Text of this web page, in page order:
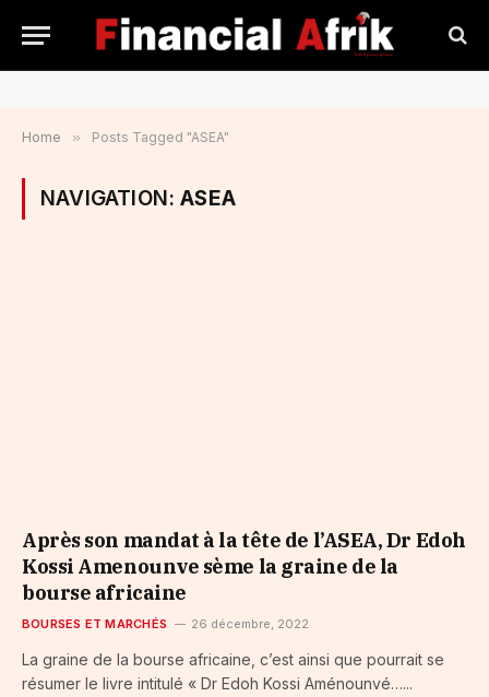
Home » Posts Tagged "ASEA"
NAVIGATION:ASEA
Après son mandat à la tête de l’ASEA, Dr Edoh
Kossi Amenounve sème la graine de la
bourse africaine
BOURSES ET MARCHÉS 26 décembre, 2022
La graine de la bourse africaine, c’est ainsi que pourrait se
résumer le livre intitulé « Dr Edoh Kossi Aménounvé…...